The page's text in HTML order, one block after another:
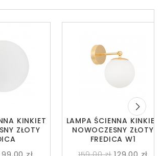
LAMPA ŚCIENNA KINKIET
NOWOCZESNY ZŁOTY
FREDICA W1
KINKIET
ZŁOTY